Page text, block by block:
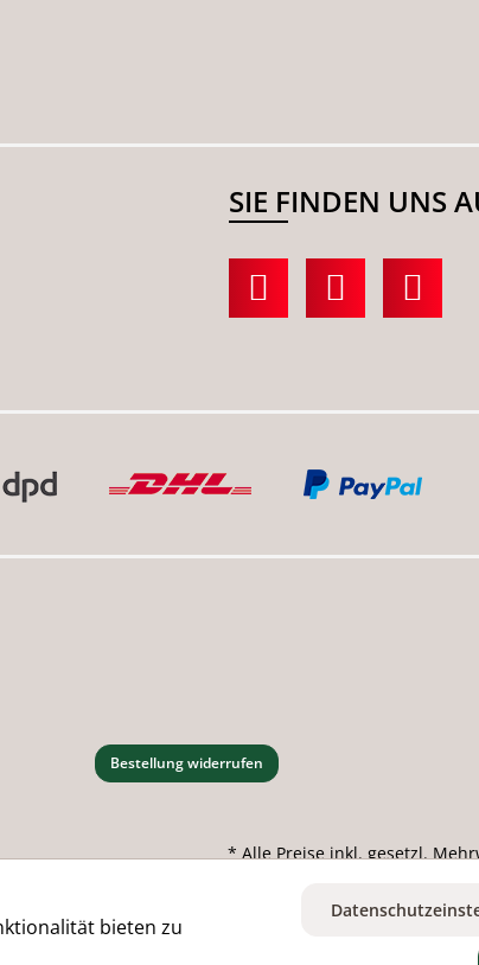
SIE FINDEN UNS
Bestellung widerrufen
* Alle Preise inkl. gesetzl.
bieten zu